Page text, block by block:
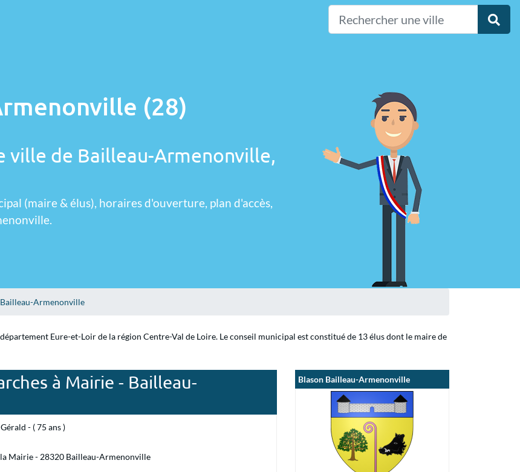
(28)
de Bailleau-Armenonville,
(maire & élus), horaires d'ouverture, plan d'accès,
Bailleau-Armenonville
Eure-et-Loir de la région Centre-Val de Loire. Le conseil municipal est constitué de 13 élus dont le maire de
à Mairie - Bailleau-
- ( 75 ans )
Mairie - 28320 Bailleau-Armenonville
Blason Bailleau-Armenonville